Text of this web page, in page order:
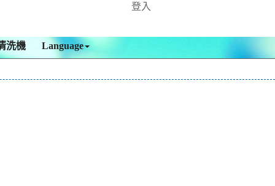
登入
洗機 Language